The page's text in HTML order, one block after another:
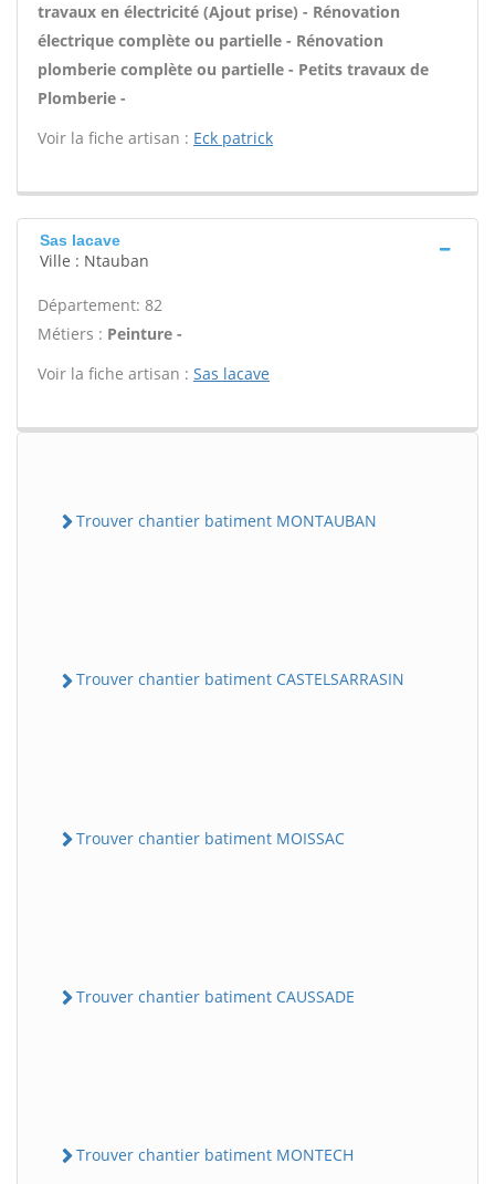
travaux en électricité (Ajout prise) - Rénovation
électrique complète ou partielle - Rénovation
plomberie complète ou partielle - Petits travaux de
Plomberie -
Voir la fiche artisan : Eck patrick
Sas lacave
Ville : Ntauban
Département: 82
Métiers : Peinture -
Voir la fiche artisan : Sas lacave
Trouver chantier batiment MONTAUBAN
Trouver chantier batiment CASTELSARRASIN
Trouver chantier batiment MOISSAC
Trouver chantier batiment CAUSSADE
Trouver chantier batiment MONTECH